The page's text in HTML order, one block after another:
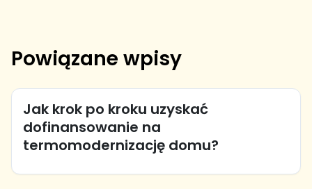
Powiązane wpisy
Jak krok po kroku uzyskać
dofinansowanie na
termomodernizację domu?